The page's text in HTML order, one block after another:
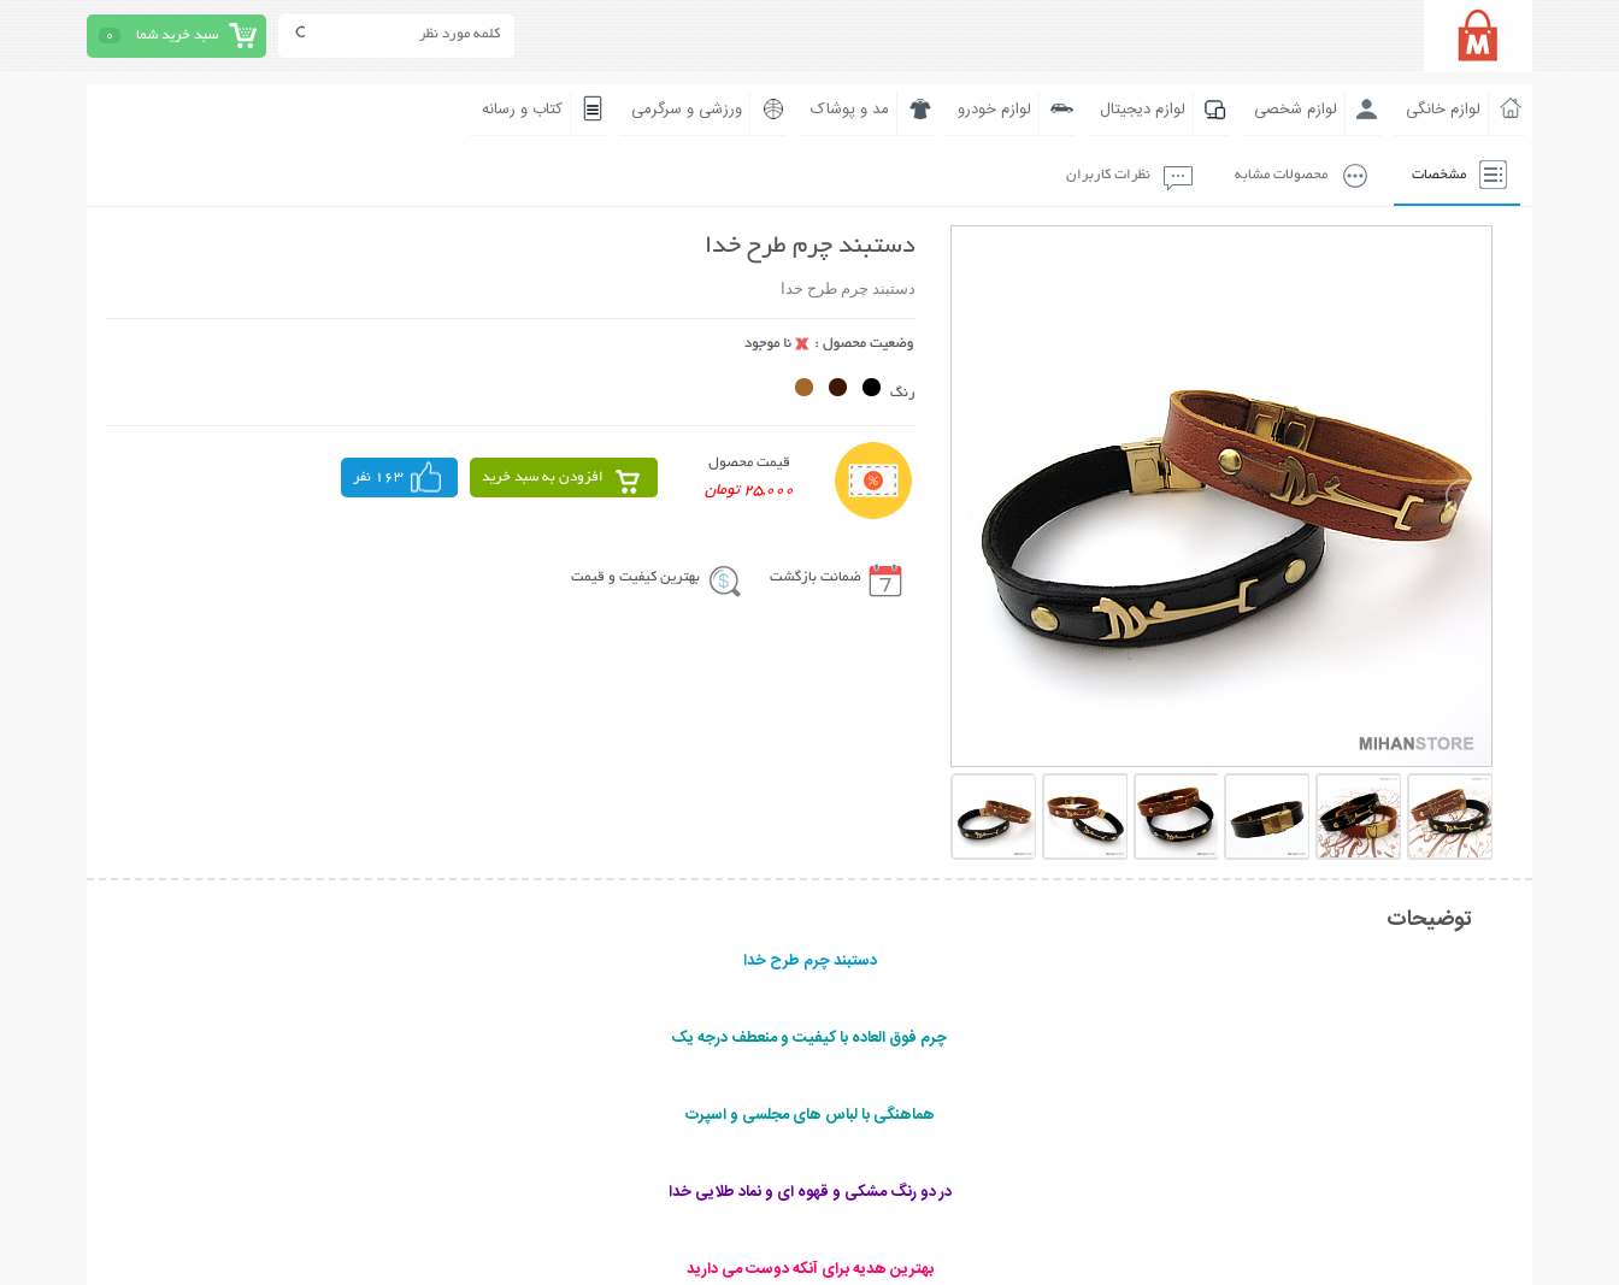
سبد خرید شما 0
لوازم خانگی لوازم شخصی لوازم دیجیتال لوازم خودرو مد و پوشاک ورزشی و سرگرمی کتاب و رسانه
مشخصات محصولات مشابه نظرات کاربران
دستبند چرم طرح خدا
دستبند چرم طرح خدا
رنگ
قیمت محصول
25,000 تومان
افزودن به سبد خرید 163 نفر
ضمانت بازگشت بهترین کیفیت و قیمت
توضیحات
دستبند چرم طرح خدا
چرم فوق العاده با کیفیت و منعطف درجه یک
هماهنگی با لباس های مجلسی و اسپرت
در دو رنگ مشکی و قهوه ای و نماد طلایی خدا
بهترین هدیه برای آنکه دوست می دارید